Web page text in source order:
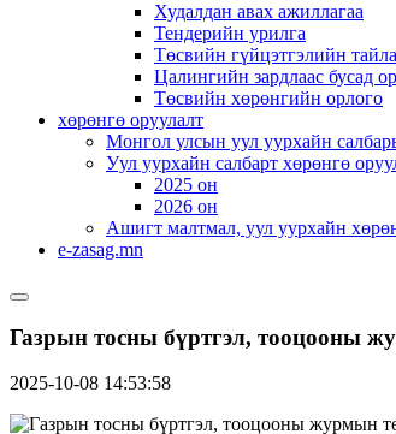
Худалдан авах ажиллагаа
Тендерийн урилга
Төсвийн гүйцэтгэлийн
Цалингийн зардлаас бусад
Төсвийн хөрөнгийн орлого
хөрөнгө оруулалт
Монгол улсын уул уурхайн
Уул уурхайн салбарт хөрөнгө
2025 он
2026 он
Ашигт малтмал, уул уурхайн
e-zasag.mn
Газрын тосны бүртгэл, тооцооны
2025-10-08 14:53:58